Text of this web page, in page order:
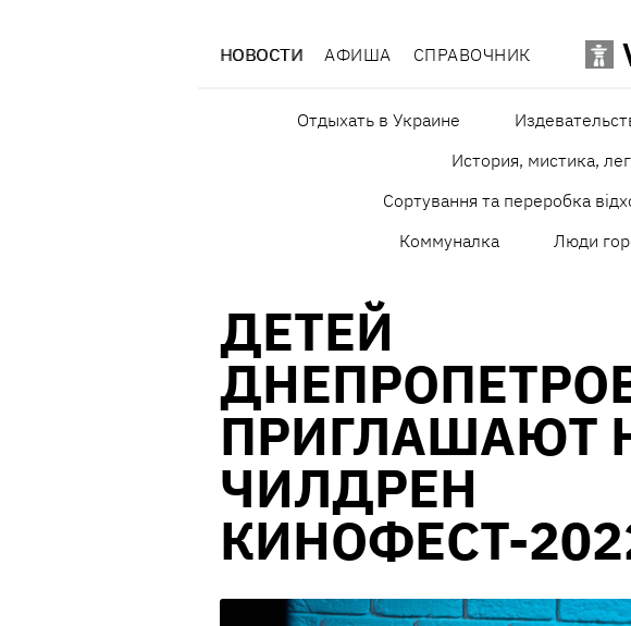
НОВОСТИ АФИША СПРАВОЧНИК
Отдыхать в Украине
История, мистика,
Сортування та переробка
Коммуналка
Люди
ДЕТЕЙ
ПРИГЛАШАЮТ
ЧИЛДРЕН
КИНОФЕСТ-